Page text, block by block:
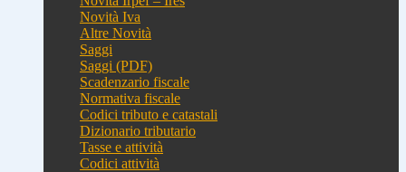
Novità Iva
Altre Novità
Saggi
Saggi (PDF)
Scadenzario fiscale
Normativa fiscale
Codici tributo e catastali
Dizionario tributario
Tasse e attività
Codici attività